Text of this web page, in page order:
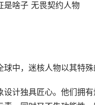
是啥子 无畏契约人物
球中，迷核人物以其特
设计独具匠心。他们拥